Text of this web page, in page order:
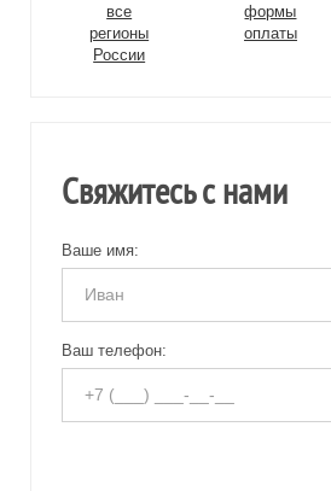
все
регионы
России
формы
оплаты
Свяжитесь с нами
Ваше имя:
Ваш телефон: